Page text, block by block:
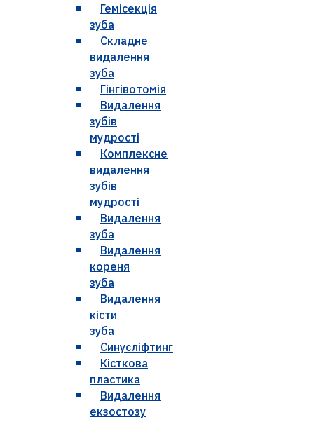
Гемісекція
зуба
Складне
видалення
зуба
Гінгівотомія
Видалення
зубів
мудрості
Комплексне
видалення
зубів
мудрості
Видалення
зуба
Видалення
кореня
зуба
Видалення
кісти
зуба
Синусліфтинг
Кісткова
пластика
Видалення
екзостозу